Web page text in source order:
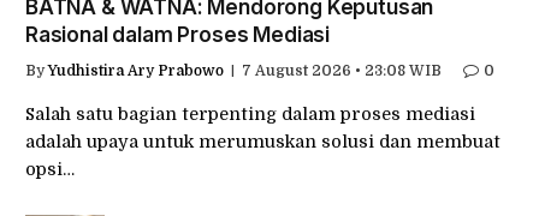
BATNA & WATNA: Mendorong Keputusan
Rasional dalam Proses Mediasi
By Yudhistira Ary Prabowo 7 August 2026 • 23:08 WIB 0
Salah satu bagian terpenting dalam proses mediasi
adalah upaya untuk merumuskan solusi dan membuat
opsi…